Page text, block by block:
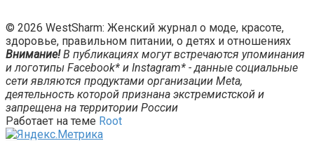
© 2026 WestSharm: Женский журнал о моде, красоте,
здоровье, правильном питании, о детях и отношениях
Внимание!В публикациях могут встречаются упоминания
и логотипы Facebook* и Instagram* - данные социальные
сети являются продуктами организации Meta,
деятельность которой признана экстремистской и
запрещена на территории России
Работает на теме Root